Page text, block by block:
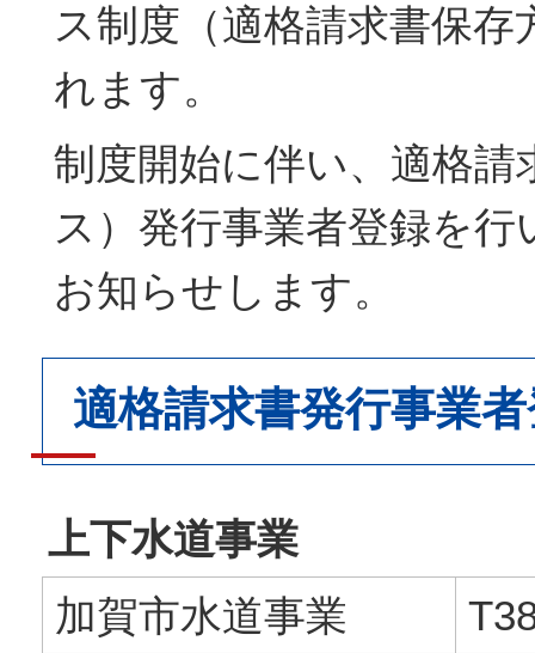
ス制度（適格請求書保存
れます。
制度開始に伴い、適格請
ス）発行事業者登録を
お知らせします。
適格請求書発行事業
上下水道事業
加賀市水道事業